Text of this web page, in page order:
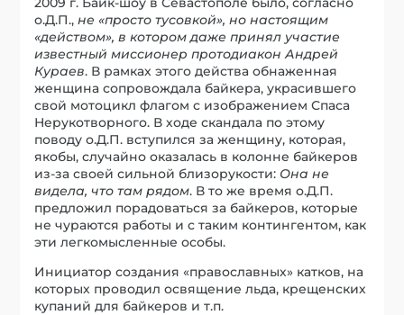
о.Д.П.,не «просто тусовкой», но настоящим
«действом», в котором даже принял участие
известный миссионер протодиакон Андрей
Кураев. В рамках этого действа обнаженная
женщина сопровождала байкера, украсившего
свой мотоцикл флагом с изображением Спаса
Нерукотворного. В ходе скандала по этому
поводу о.Д.П. вступился за женщину, которая,
якобы, случайно оказалась в колонне байкеров
из-за своей сильной близорукости: Она не
видела, что там рядом. В то же время о.Д.П.
предложил порадоваться за байкеров, которые
не чураются работы и с таким контингентом, как
эти легкомысленные особы.
Инициатор создания «православных» катков, на
которых проводил освящение льда, крещенских
купаний для байкеров и т.п.